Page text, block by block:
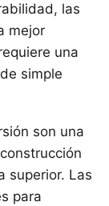
las
mejor
una
simple
son una
superior. Las
para